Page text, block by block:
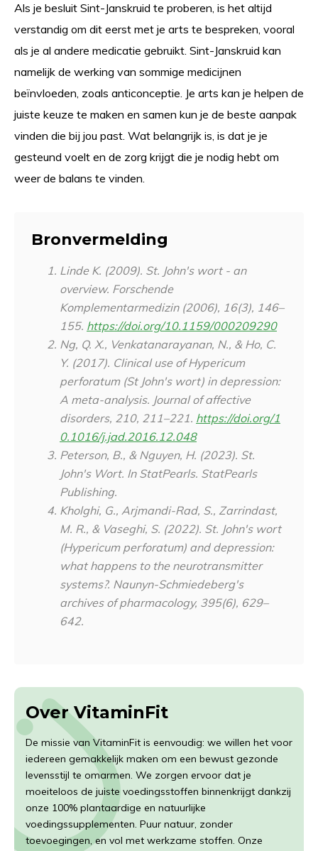
Als je besluit Sint-Janskruid te proberen, is het altijd
verstandig om dit eerst met je arts te bespreken, vooral
als je al andere medicatie gebruikt. Sint-Janskruid kan
namelijk de werking van sommige medicijnen
beïnvloeden, zoals anticonceptie. Je arts kan je helpen de
juiste keuze te maken en samen kun je de beste aanpak
vinden die bij jou past. Wat belangrijk is, is dat je je
gesteund voelt en de zorg krijgt die je nodig hebt om
weer de balans te vinden.
Bronvermelding
Linde K. (2009). St. John's wort - an
overview. Forschende
Komplementarmedizin (2006), 16(3), 146–
155. https://doi.org/10.1159/000209290
Ng, Q. X., Venkatanarayanan, N., & Ho, C.
Y. (2017). Clinical use of Hypericum
perforatum (St John's wort) in depression:
A meta-analysis. Journal of affective
disorders, 210, 211–221. https://doi.org/1
0.1016/j.jad.2016.12.048
Peterson, B., & Nguyen, H. (2023). St.
John's Wort. In StatPearls. StatPearls
Publishing.
Kholghi, G., Arjmandi-Rad, S., Zarrindast,
M. R., & Vaseghi, S. (2022). St. John's wort
(Hypericum perforatum) and depression:
what happens to the neurotransmitter
systems?. Naunyn-Schmiedeberg's
archives of pharmacology, 395(6), 629–
642.
Over VitaminFit
De missie van VitaminFit is eenvoudig: we willen het voor
iedereen gemakkelijk maken om een bewust gezonde
levensstijl te omarmen. We zorgen ervoor dat je
moeiteloos de juiste voedingsstoffen binnenkrijgt dankzij
onze 100% plantaardige en natuurlijke
voedingssupplementen. Puur natuur, zonder
toevoegingen, en vol met werkzame stoffen. Onze